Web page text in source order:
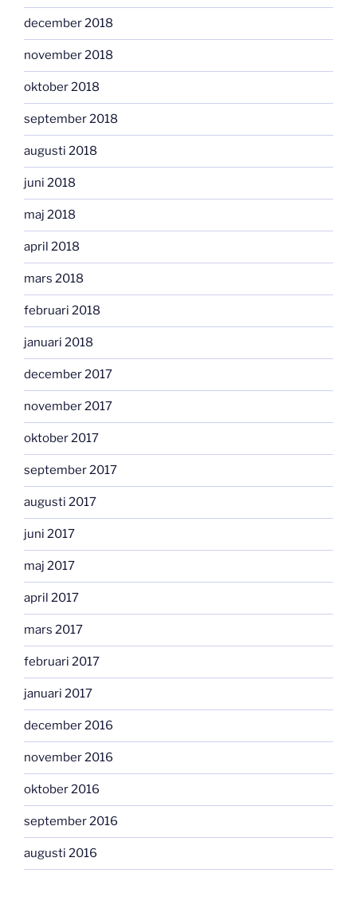
december 2018
november 2018
oktober 2018
september 2018
augusti 2018
juni 2018
maj 2018
april 2018
mars 2018
februari 2018
januari 2018
december 2017
november 2017
oktober 2017
september 2017
augusti 2017
juni 2017
maj 2017
april 2017
mars 2017
februari 2017
januari 2017
december 2016
november 2016
oktober 2016
september 2016
augusti 2016